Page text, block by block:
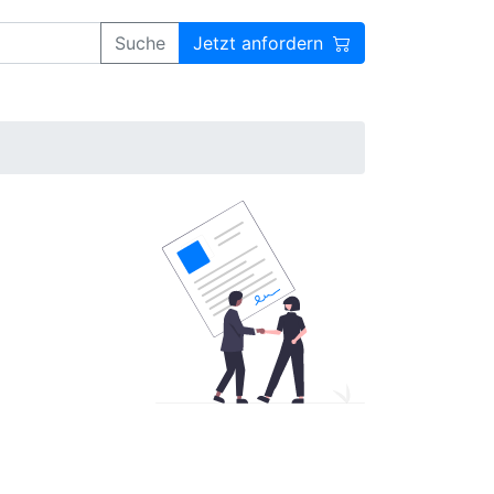
Suche Jetzt anfordern